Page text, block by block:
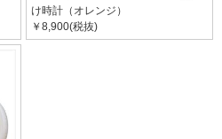
け時計（オレンジ）
￥8,900(税抜)